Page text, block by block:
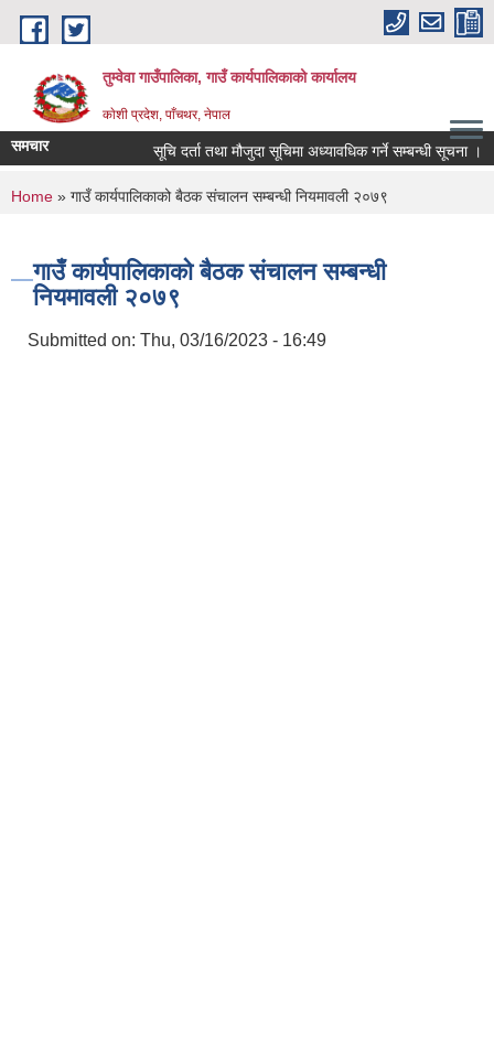
Skip to main content
तुम्वेवा गाउँपालिका, गाउँ कार्यपालिकाको कार्यालय
काेशी प्रदेश, पाँचथर, नेपाल
समचार सूचि दर्ता तथा मौजुदा सूचिमा अध्यावधिक गर्ने सम्बन्धी सूचना ।
You are here
Home » गाउँ कार्यपालिकाको बैठक संचालन सम्बन्धी नियमावली २०७९
गाउँ कार्यपालिकाको बैठक संचालन सम्बन्धी
नियमावली २०७९
Submitted on: Thu, 03/16/2023 - 16:49